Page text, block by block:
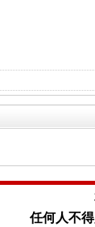
任何人不得